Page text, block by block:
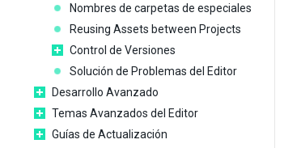
Nombres de carpetas de especiales
Reusing Assets between Projects
Control de Versiones
Solución de Problemas del Editor
Desarrollo Avanzado
Temas Avanzados del Editor
Guías de Actualización